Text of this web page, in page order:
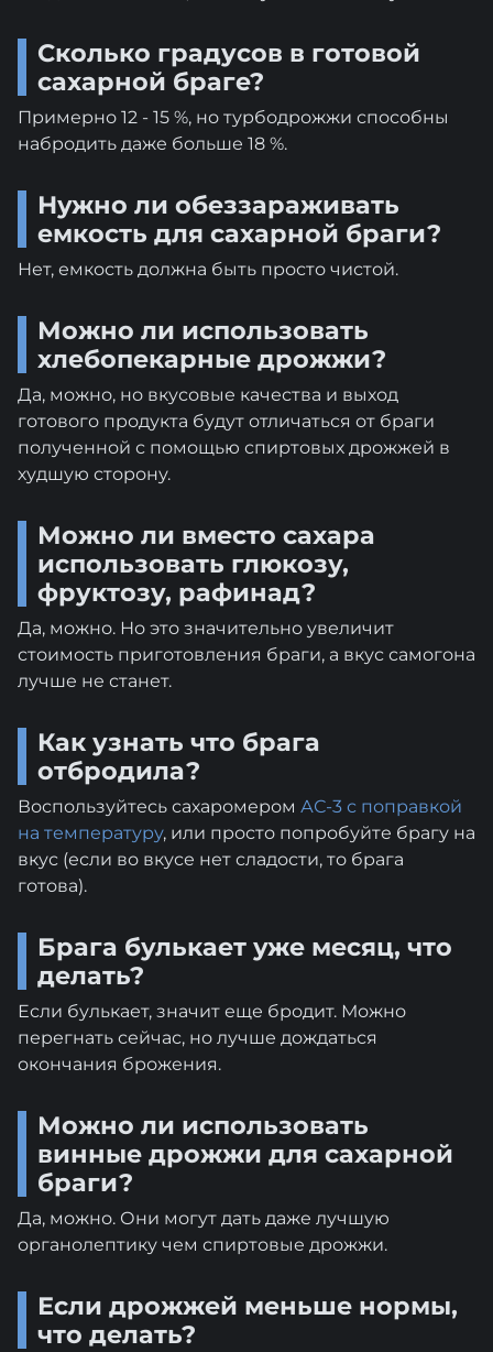
Сколько градусов в готовой
сахарной браге?
Примерно 12 - 15 %, но турбодрожжи способны
набродить даже больше 18 %.
Нужно ли обеззараживать
емкость для сахарной браги?
Нет, емкость должна быть просто чистой.
Можно ли использовать
хлебопекарные дрожжи?
Да, можно, но вкусовые качества и выход
готового продукта будут отличаться от браги
полученной с помощью спиртовых дрожжей в
худшую сторону.
Можно ли вместо сахара
использовать глюкозу,
фруктозу, рафинад?
Да, можно. Но это значительно увеличит
стоимость приготовления браги, а вкус самогона
лучше не станет.
Как узнать что брага
отбродила?
Воспользуйтесь сахаромером АС-3 с поправкой
на температуру, или просто попробуйте брагу на
вкус (если во вкусе нет сладости, то брага
готова).
Брага булькает уже месяц, что
делать?
Если булькает, значит еще бродит. Можно
перегнать сейчас, но лучше дождаться
окончания брожения.
Можно ли использовать
винные дрожжи для сахарной
браги?
Да, можно. Они могут дать даже лучшую
органолептику чем спиртовые дрожжи.
Если дрожжей меньше нормы,
что делать?